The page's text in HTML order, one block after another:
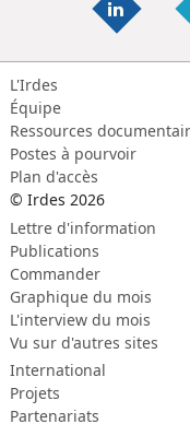
L'Irdes
Équipe
Ressources
Postes à pourvoir
Plan d'accès
© Irdes 2026
Lettre d'information
Publications
Commander
Graphique du mois
L'interview du mois
Vu sur d'autres sites
International
Projets
Partenariats